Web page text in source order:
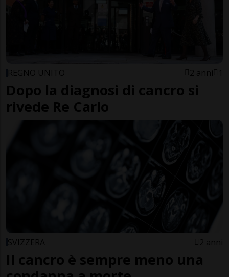
REGNO UNITO 2 anni 1
Dopo la diagnosi di cancro si
rivede Re Carlo
SVIZZERA 2 anni
Il cancro è sempre meno una